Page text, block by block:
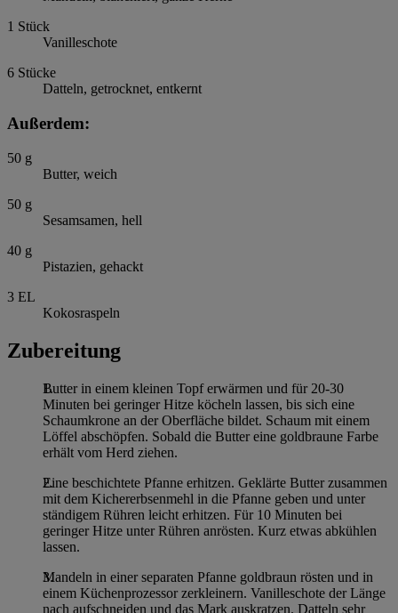
1 Stück
Vanilleschote
6 Stücke
Datteln, getrocknet, entkernt
Außerdem:
50 g
Butter, weich
50 g
Sesamsamen, hell
40 g
Pistazien, gehackt
3 EL
Kokosraspeln
Zubereitung
Butter in einem kleinen Topf erwärmen und für 20-30
Minuten bei geringer Hitze köcheln lassen, bis sich eine
Schaumkrone an der Oberfläche bildet. Schaum mit einem
Löffel abschöpfen. Sobald die Butter eine goldbraune Farbe
erhält vom Herd ziehen.
Eine beschichtete Pfanne erhitzen. Geklärte Butter zusammen
mit dem Kichererbsenmehl in die Pfanne geben und unter
ständigem Rühren leicht erhitzen. Für 10 Minuten bei
geringer Hitze unter Rühren anrösten. Kurz etwas abkühlen
lassen.
Mandeln in einer separaten Pfanne goldbraun rösten und in
einem Küchenprozessor zerkleinern. Vanilleschote der Länge
nach aufschneiden und das Mark auskratzen. Datteln sehr